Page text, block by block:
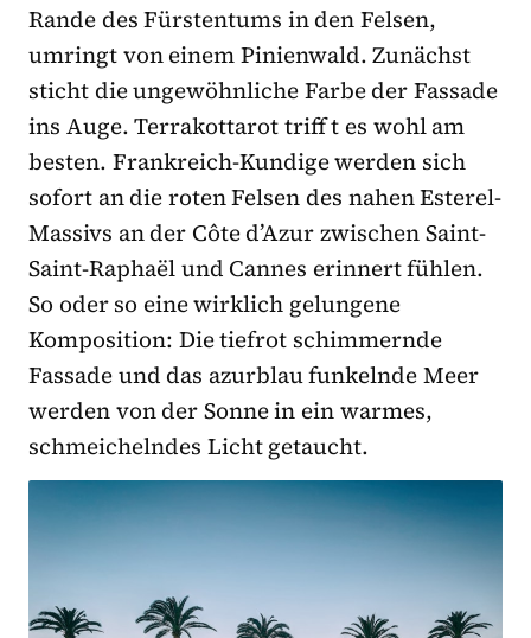
Rande des Fürstentums in den Felsen,
umringt von einem Pinienwald. Zunächst
sticht die ungewöhnliche Farbe der Fassade
ins Auge. Terrakottarot triff t es wohl am
besten. Frankreich-Kundige werden sich
sofort an die roten Felsen des nahen Esterel-
Massivs an der Côte d’Azur zwischen Saint-
Saint-Raphaël und Cannes erinnert fühlen.
So oder so eine wirklich gelungene
Komposition: Die tiefrot schimmernde
Fassade und das azurblau funkelnde Meer
werden von der Sonne in ein warmes,
schmeichelndes Licht getaucht.